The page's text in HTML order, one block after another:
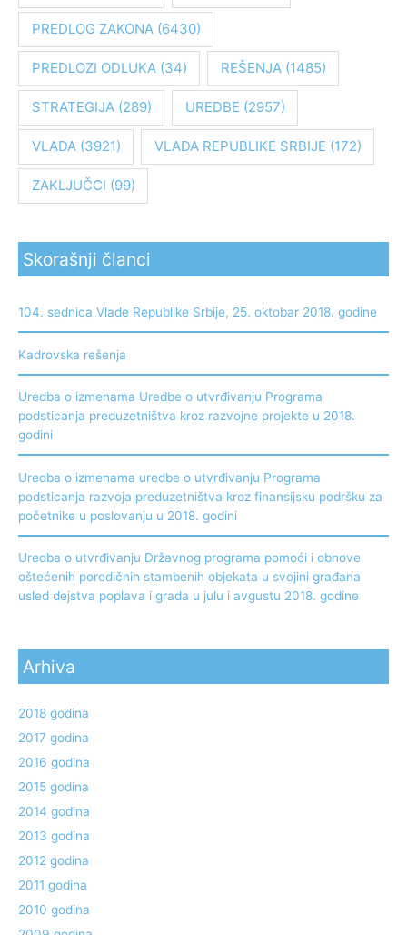
PREDLOG ZAKONA(6430)
PREDLOZI ODLUKA(34) REŠENJA(1485)
STRATEGIJA(289) UREDBE (2957)
VLADA(3921) VLADA REPUBLIKE SRBIJE (172)
ZAKLJUČCI (99)
Skorašnji članci
104. sednica Vlade Republike Srbije, 25. oktobar 2018. godine
Kadrovska rešenja
Uredba o izmenama Uredbe o utvrđivanju Programa
podsticanja preduzetništva kroz razvojne projekte u 2018.
godini
Uredba o izmenama uredbe o utvrđivanju Programa
podsticanja razvoja preduzetništva kroz finansijsku podršku za
početnike u poslovanju u 2018. godini
Uredba o utvrđivanju Državnog programa pomoći i obnove
oštećenih porodičnih stambenih objekata u svojini građana
usled dejstva poplava i grada u julu i avgustu 2018. godine
Arhiva
2018 godina
2017 godina
2016 godina
2015 godina
2014 godina
2013 godina
2012 godina
2011 godina
2010 godina